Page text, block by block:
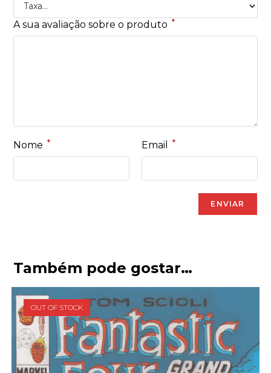
A sua avaliação sobre o produto *
Nome * Email *
Também pode gostar…
OUT OF STOCK